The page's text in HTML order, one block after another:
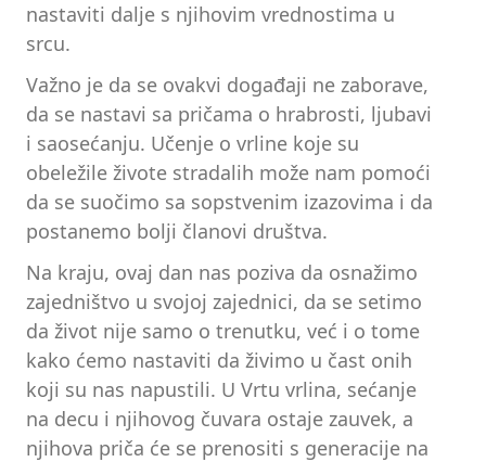
nastaviti dalje s njihovim vrednostima u
srcu.
Važno je da se ovakvi događaji ne zaborave,
da se nastavi sa pričama o hrabrosti, ljubavi
i saosećanju. Učenje o vrline koje su
obeležile živote stradalih može nam pomoći
da se suočimo sa sopstvenim izazovima i da
postanemo bolji članovi društva.
Na kraju, ovaj dan nas poziva da osnažimo
zajedništvo u svojoj zajednici, da se setimo
da život nije samo o trenutku, već i o tome
kako ćemo nastaviti da živimo u čast onih
koji su nas napustili. U Vrtu vrlina, sećanje
na decu i njihovog čuvara ostaje zauvek, a
njihova priča će se prenositi s generacije na